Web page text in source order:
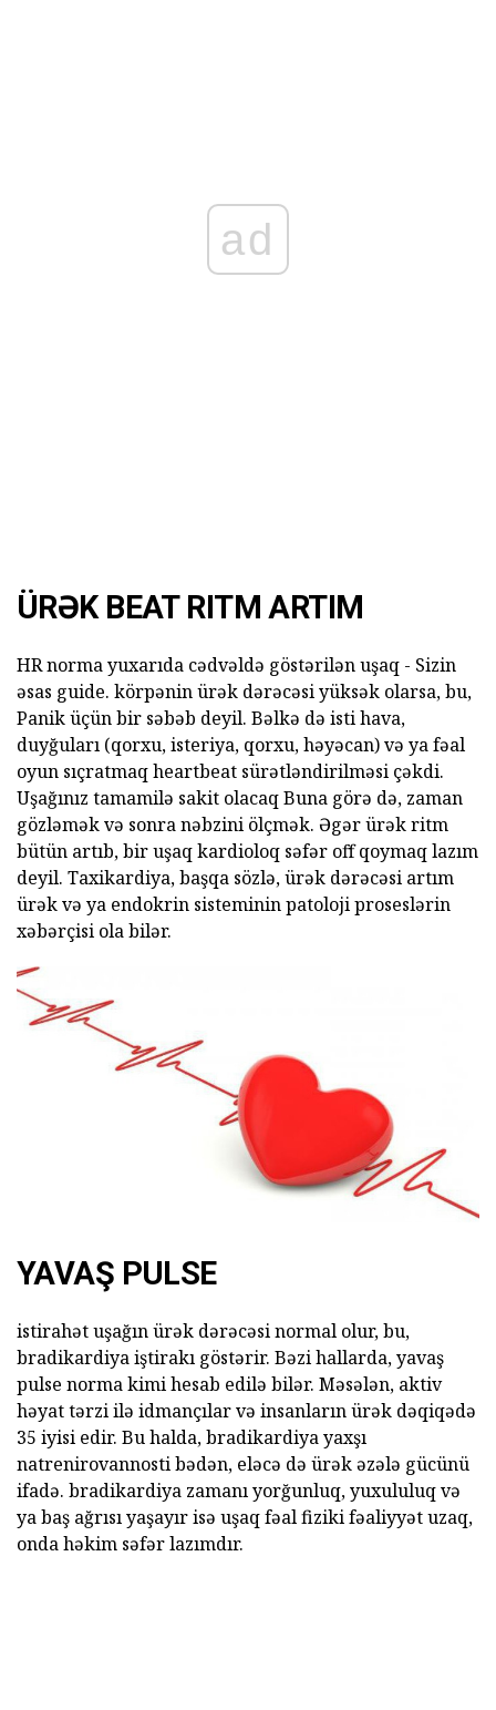
ad
ÜRƏK BEAT RITM ARTIM
HR norma yuxarıda cədvəldə göstərilən uşaq - Sizin
əsas guide. körpənin ürək dərəcəsi yüksək olarsa, bu,
Panik üçün bir səbəb deyil. Bəlkə də isti hava,
duyğuları (qorxu, isteriya, qorxu, həyəcan) və ya fəal
oyun sıçratmaq heartbeat sürətləndirilməsi çəkdi.
Uşağınız tamamilə sakit olacaq Buna görə də, zaman
gözləmək və sonra nəbzini ölçmək. Əgər ürək ritm
bütün artıb, bir uşaq kardioloq səfər off qoymaq lazım
deyil. Taxikardiya, başqa sözlə, ürək dərəcəsi artım
ürək və ya endokrin sisteminin patoloji proseslərin
xəbərçisi ola bilər.
YAVAŞ PULSE
istirahət uşağın ürək dərəcəsi normal olur, bu,
bradikardiya iştirakı göstərir. Bəzi hallarda, yavaş
pulse norma kimi hesab edilə bilər. Məsələn, aktiv
həyat tərzi ilə idmançılar və insanların ürək dəqiqədə
35 iyisi edir. Bu halda, bradikardiya yaxşı
natrenirovannosti bədən, eləcə də ürək əzələ gücünü
ifadə. bradikardiya zamanı yorğunluq, yuxululuq və
ya baş ağrısı yaşayır isə uşaq fəal fiziki fəaliyyət uzaq,
onda həkim səfər lazımdır.